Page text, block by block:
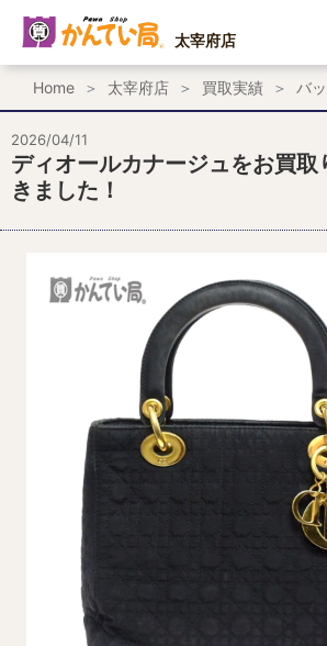
ス
ッ
プ
太宰府店
Home 太宰府店 買取実績 バ
2026/04/11
ディオールカナージュをお買取
きました！